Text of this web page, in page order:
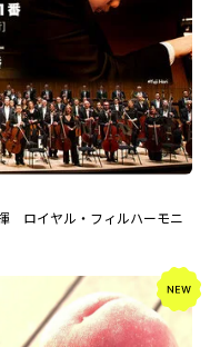
ロイヤル・フィルハーモニ